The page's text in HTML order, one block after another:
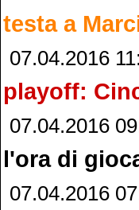
testa a
07.04.2016
playoff:
07.04.2016
l'ora di
07.04.2016